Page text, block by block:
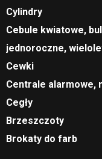
Cylindry
Cebule kwiatowe,
jednoroczne,
Cewki
Centrale alarmowe,
Cegły
Brzeszczoty
Brokaty do farb